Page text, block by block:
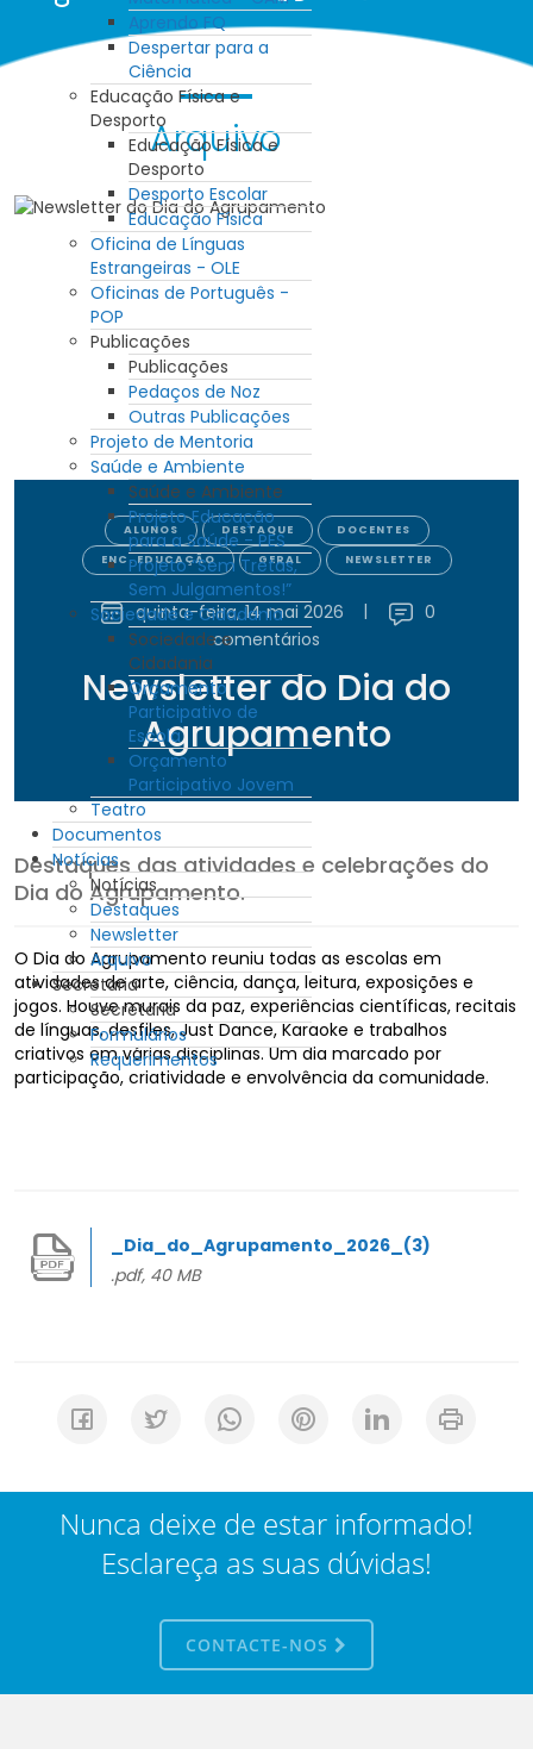
Aprendo FQ
Despertar para a
Ciência
Educação Física e
Desporto
Educação Física e
Desporto
Desporto Escolar
Educação Física
Oficina de Línguas
Estrangeiras - OLE
Oficinas de Português -
POP
Publicações
Publicações
Pedaços de Noz
Outras Publicações
Projeto de Mentoria
Saúde e Ambiente
Saúde e Ambiente
Projeto Educação
para a Saúde - PES
Projeto “Sem Tretas,
Sem Julgamentos!”
Sociedade e Cidadania
Sociedade e
Cidadania
Orçamento
Participativo de
Escola
Orçamento
Participativo Jovem
Teatro
Documentos
Notícias
Notícias
Destaques
Newsletter
Arquivo
Secretaria
Secretaria
Formulários
Requerimentos
Arquivo
ALUNOS DESTAQUE
DOCENTES
ENC. EDUCAÇÃO
GERAL NEWSLETTER
quinta-feira, 14 mai 2026 |
0
comentários
Newsletter do Dia do
Agrupamento
Destaques das atividades e celebrações do
Dia do Agrupamento.
O Dia do Agrupamento reuniu todas as escolas em
atividades de arte, ciência, dança, leitura, exposições e
jogos. Houve murais da paz, experiências científicas, recitais
de línguas, desfiles, Just Dance, Karaoke e trabalhos
criativos em várias disciplinas. Um dia marcado por
participação, criatividade e envolvência da comunidade.
_Dia_do_Agrupamento_2026_(3)
.pdf, 40 MB
Nunca deixe de estar informado!
Esclareça as suas dúvidas!
CONTACTE-NOS